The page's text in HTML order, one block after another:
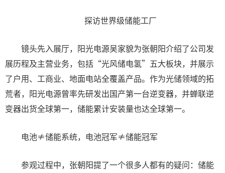
探访世界级储能工厂
镜头先入展厅，阳光电源吴家貌为张朝阳介绍了公司发
展历程及主营业务，包括“光风储电氢”五大板块，并展示
了户用、工商业、地面电站全覆盖产品。作为光储领域的拓
荒者，阳光电源曾率先研发出国产第一台逆变器，并蝉联逆
变器出货全球第一，储能累计安装量也达全球第一。
电池≠储能系统，电池冠军≠储能冠军
参观过程中，张朝阳提了一个很多人都有的疑问：储能